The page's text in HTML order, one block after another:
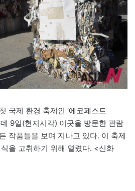
국제 환경 축제인 ‘에코페스트
9일(현지시각) 이곳을 방문한 관람
작품들을 보며 지나고 있다. 이 축제
을 고취하기 위해 열렸다. <신화